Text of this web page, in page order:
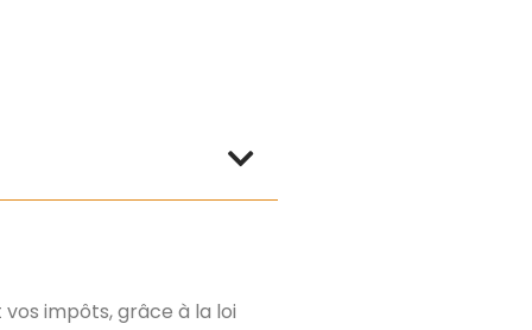
impôts, grâce à la loi